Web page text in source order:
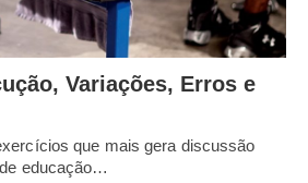
Variações, Erros e
que mais gera discussão
educação…